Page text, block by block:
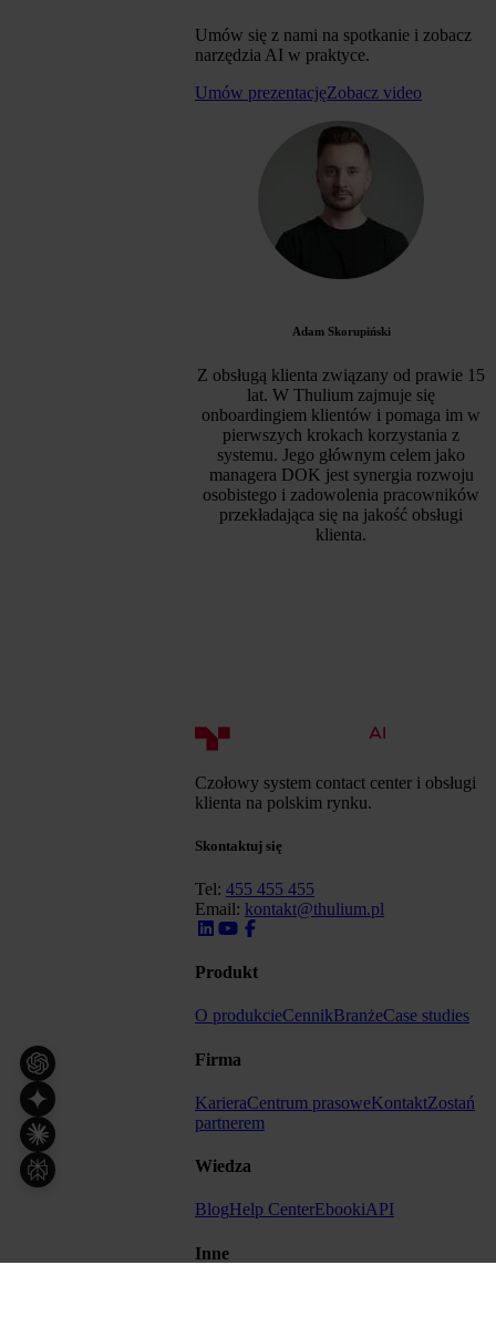
Umów się z nami na spotkanie i zobacz
narzędzia AI w praktyce.
Umów prezentacjęZobacz video
Adam Skorupiński
Z obsługą klienta związany od prawie 15
lat. W Thulium zajmuje się
onboardingiem klientów i pomaga im w
pierwszych krokach korzystania z
systemu. Jego głównym celem jako
managera DOK jest synergia rozwoju
osobistego i zadowolenia pracowników
przekładająca się na jakość obsługi
klienta.
Czołowy system contact center i obsługi
klienta na polskim rynku.
Skontaktuj się
Tel: 455 455 455
Email: kontakt@thulium.pl
Produkt
O produkcieCennikBranżeCase studies
Firma
KarieraCentrum prasoweKontaktZostań
partnerem
Wiedza
BlogHelp CenterEbookiAPI
Inne